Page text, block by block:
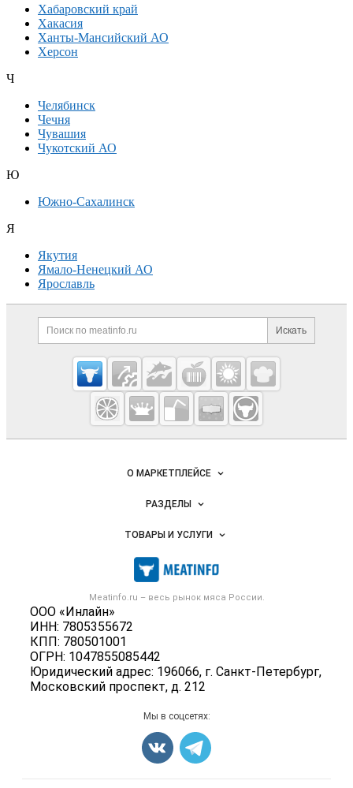
Хабаровский край
Хакасия
Ханты-Мансийский АО
Херсон
Ч
Челябинск
Чечня
Чувашия
Чукотский АО
Ю
Южно-Сахалинск
Я
Якутия
Ямало-Ненецкий АО
Ярославль
Дополнительная информация
Поиск по сайту и
Искать
Cсылки на полезные проекты
Meatinfo.ru —
мясо и
мясопродукты
Важные разделы и контакты
Meatinfo.ru – весь рынок мяса России.
ООО «Инлайн»
ИНН: 7805355672
КПП: 780501001
ОГРН: 1047855085442
Юридический адрес: 196066, г. Санкт-Петербург,
Московский проспект, д. 212
Навигация по сайтуО МАРКЕТПЛЕЙСЕ
Новости Meatinfo.ru
Размещение рекламы
Публичная оферта
Контактная информация
Политика обработки персональных данных
РАЗДЕЛЫ
Объявления
Новости рынка
Мониторинг
Вакансии
ТОВАРЫ И УСЛУГИ
Мясо, мясопродукты
Скот в живом весе
Колбасы, сосиски, деликатесы
Мясные полуфабрикаты
Мясные снеки
Яйца
Карта объявлений
Мы в соцсетях: